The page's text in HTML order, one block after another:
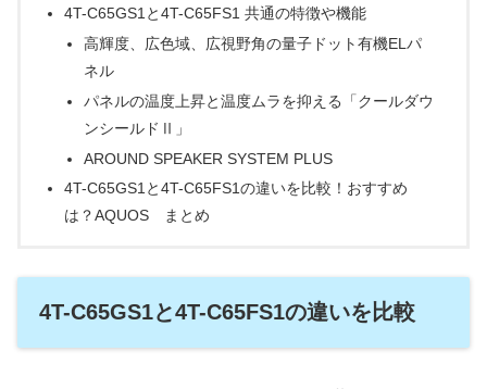
4T-C65GS1と4T-C65FS1 共通の特徴や機能
高輝度、広色域、広視野角の量子ドット有機ELパ
ネル
パネルの温度上昇と温度ムラを抑える「クールダウ
ンシールドⅡ」
AROUND SPEAKER SYSTEM PLUS
4T-C65GS1と4T-C65FS1の違いを比較！おすすめ
は？AQUOS まとめ
4T-C65GS1と4T-C65FS1の違いを比較